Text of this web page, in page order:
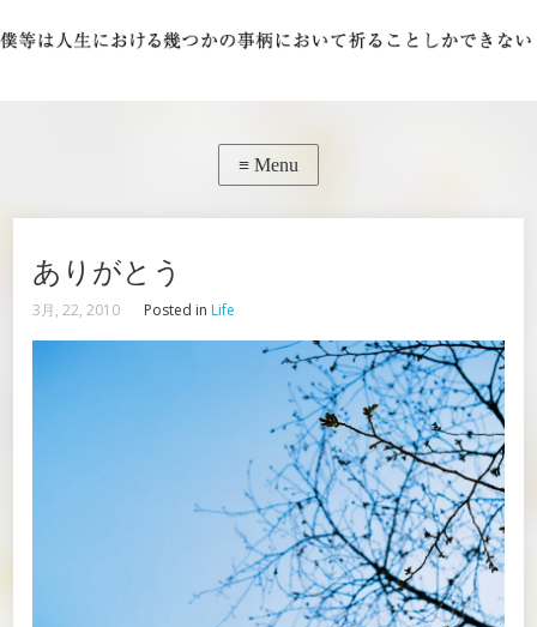
ありがとう
3月, 22, 2010 Posted in Life